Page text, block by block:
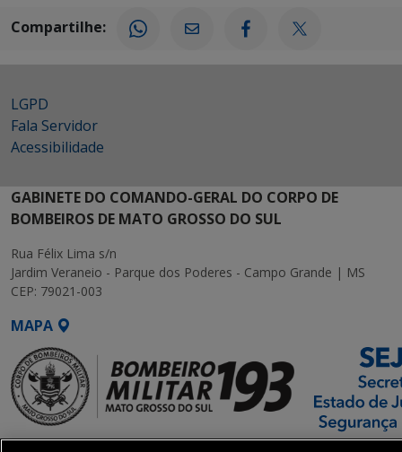
Compartilhe:
LGPD
Fala Servidor
Acessibilidade
GABINETE DO COMANDO-GERAL DO CORPO DE
BOMBEIROS DE MATO GROSSO DO SUL
Rua Félix Lima s/n
Jardim Veraneio - Parque dos Poderes - Campo Grande | MS
CEP: 79021-003
MAPA